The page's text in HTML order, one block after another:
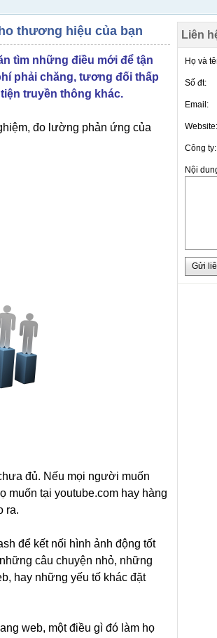
thương hiệu của bạn
tìm những điều mới để tận
phải chăng, tương đối thấp
truyền thông khác.
đo lường phản ứng của
đủ. Nếu mọi người muốn
muốn tại youtube.com hay hàng
ra.
để kết nối hình ảnh động tốt
câu chuyện nhỏ, những
hay những yếu tố khác đặt
web, một điều gì đó làm họ
Liên
Họ và
Số đt:
Email:
Website:
Công ty:
Nội
Gửi